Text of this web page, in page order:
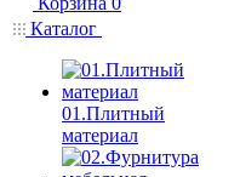
Каталог
01.Плитный
материал